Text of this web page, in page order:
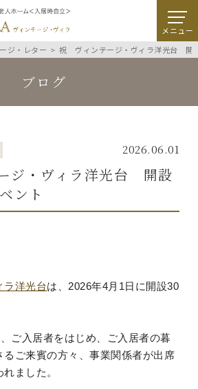
メニュー
ジ・レター 祝 ヴィンテージ・ヴィラ洋光台 開
ブログ
2026.06.01
ジ・ヴィラ洋光台 開設
ント
ラ洋光台は、2026年4月1日に開設30
ご入居者をはじめ、ご入居者の暮
るご来賓の方々、事業関係者が出席
ました。